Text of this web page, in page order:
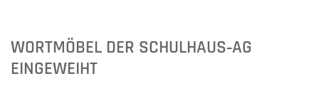
WORTMÖBEL DER SCHULHAUS‑AG
EINGEWEIHT